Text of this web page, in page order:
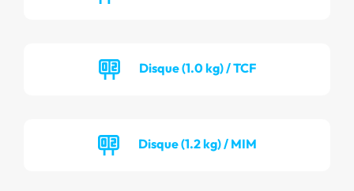
Disque (1.0 kg) / TCF
Disque (1.2 kg) / MIM